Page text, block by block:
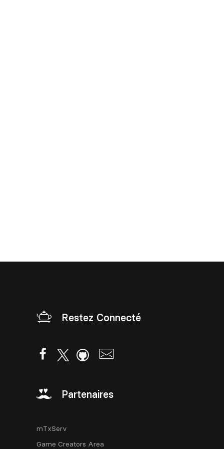
Restez Connecté
Partenaires
mTxServ
Game Creators Area